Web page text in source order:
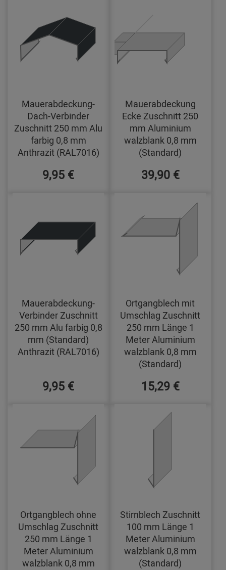
Mauerabdeckung-
Dach-Verbinder
Zuschnitt 250 mm Alu
farbig 0,8 mm
Anthrazit (RAL7016)
9,95 €
Mauerabdeckung
Ecke Zuschnitt 250
mm Aluminium
walzblank 0,8 mm
(Standard)
39,90 €
Mauerabdeckung-
Verbinder Zuschnitt
250 mm Alu farbig 0,8
mm (Standard)
Anthrazit (RAL7016)
9,95 €
Ortgangblech mit
Umschlag Zuschnitt
250 mm Länge 1
Meter Aluminium
walzblank 0,8 mm
(Standard)
15,29 €
Ortgangblech ohne
Umschlag Zuschnitt
250 mm Länge 1
Meter Aluminium
walzblank 0,8 mm
Stirnblech Zuschnitt
100 mm Länge 1
Meter Aluminium
walzblank 0,8 mm
(Standard)